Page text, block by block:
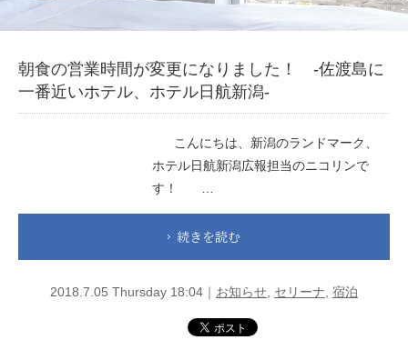
朝食の営業時間が変更になりました！ -佐渡島に
一番近いホテル、ホテル日航新潟-
こんにちは、新潟のランドマーク、
ホテル日航新潟広報担当のニコリンで
す！ …
続きを読む
2018.7.05 Thursday 18:04｜ お知らせ セリーナ 宿泊